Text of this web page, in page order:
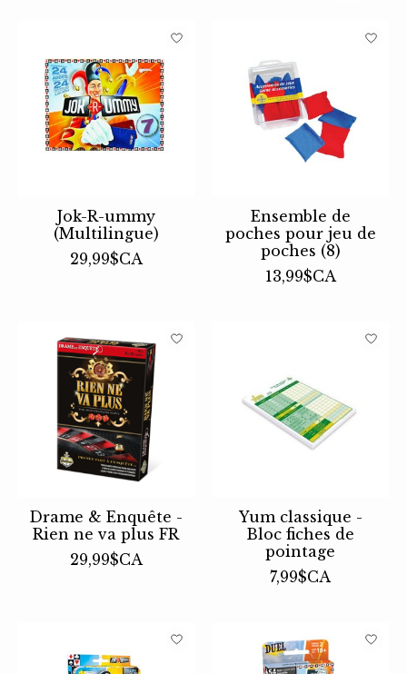
Jok-R-ummy
(Multilingue)
29,99$CA
Ensemble de
poches pour jeu de
poches (8)
13,99$CA
Drame & Enquête -
Rien ne va plus FR
29,99$CA
Yum classique -
Bloc fiches de
pointage
7,99$CA